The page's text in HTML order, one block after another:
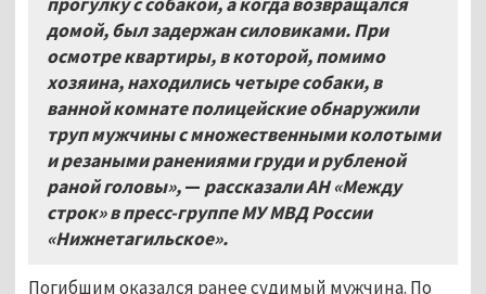
домой, был задержан силовиками. При
осмотре квартиры, в которой, помимо
хозяина, находились четыре собаки, в
ванной комнате полицейские обнаружили
труп мужчины с множественными колотыми
и резаными ранениями груди и рубленой
раной головы»,— рассказали АН «Между
строк» в пресс-группе МУ МВД России
«Нижнетагильское».
Погибшим оказался ранее судимый мужчина. По